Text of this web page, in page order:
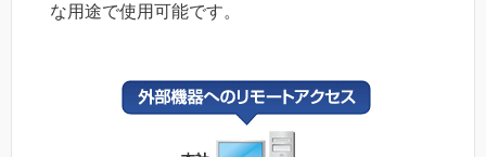
な用途で使用可能です。